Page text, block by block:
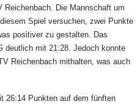
Die Mannschaft um
Spiel versuchen, zwei Punkte
positiver zu gestalten. Das
deutlich mit 21:28. Jedoch konnte
Reichenbach mithalten, was auch
26:14 Punkten auf dem fünften